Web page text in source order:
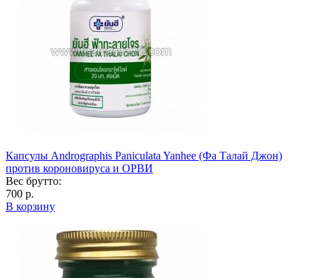
Капсулы Andrographis Paniculata Yanhee (Фа Талай Джон)
против короновируса и ОРВИ
Вес брутто:
700 р.
В корзину